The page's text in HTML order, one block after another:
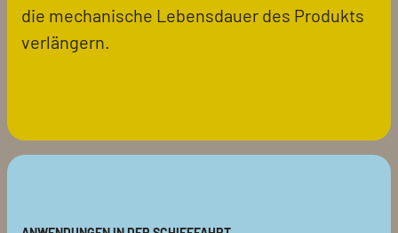
die mechanische Lebensdauer des Produkts
verlängern.